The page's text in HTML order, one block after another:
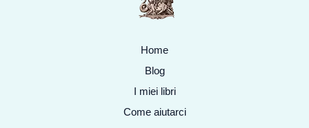
Home
Blog
I miei libri
Come aiutarci